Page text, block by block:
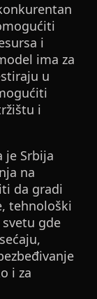
i
ima za
u
i
je Srbija
na
da gradi
tehnološki
gde
i za